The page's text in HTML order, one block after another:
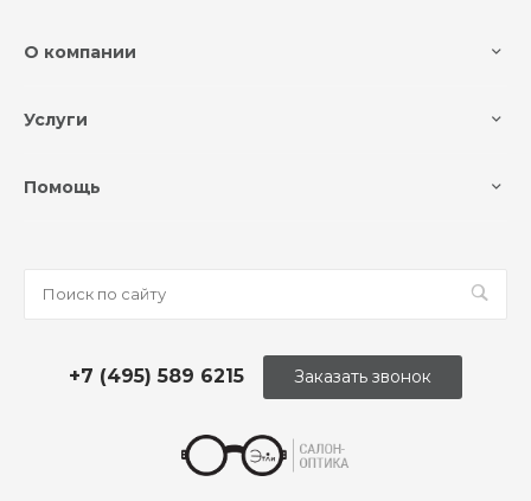
О компании
Услуги
Помощь
+7 (495) 589 6215 Заказать звонок